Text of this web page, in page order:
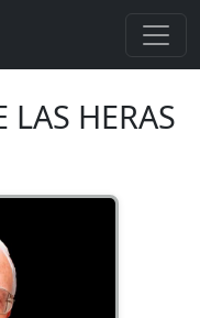
LAS HERAS